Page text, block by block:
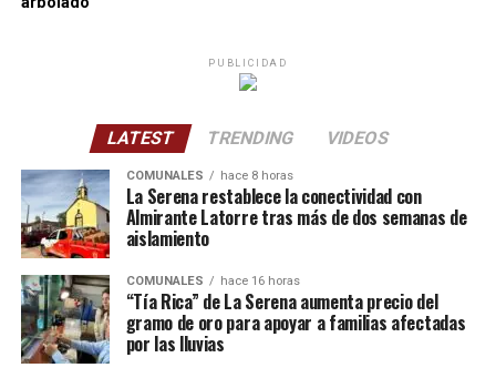
PUBLICIDAD
LATEST TRENDING VIDEOS
COMUNALES hace 8 horas
La Serena restablece la conectividad con
Almirante Latorre tras más de dos semanas de
aislamiento
COMUNALES hace 16 horas
“Tía Rica” de La Serena aumenta precio del
gramo de oro para apoyar a familias afectadas
por las lluvias